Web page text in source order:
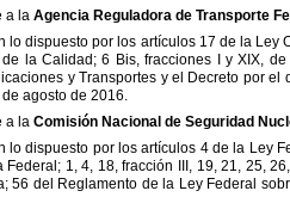
a la Agencia Reguladora de Transporte
lo dispuesto por los artículos 17 de la Ley
de la Calidad; 6 Bis, fracciones y XIX, de
y Transportes y el Decreto por el
de agosto de 2016.
a la Comisión Nacional de Seguridad
lo dispuesto por los artículos 4 de la Ley
Federal; 1, 4, 18, fracción III, 19, 21, 25, 26,
56 del Reglamento de la Ley Federal